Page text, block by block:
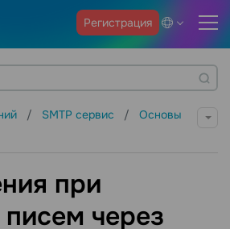
Регистрация
SMTP сервис
Основы
при
через